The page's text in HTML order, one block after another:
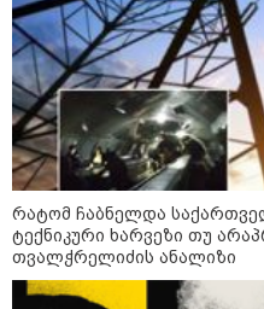
კატეგორიის ყველა
რატომ ჩაბნელდა
ტექნიკური ხარვეზი თუ
თვალჭრელიძის ანალიზი